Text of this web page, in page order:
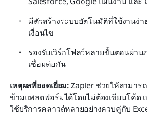
มีตัวสร้างระบบอัตโนมัติที่ใช้งานง่
เงื่อนไข
รองรับเวิร์กโฟลว์หลายขั้นตอนผ่าน
เชื่อมต่อกัน
เหตุผลที่ยอดเยี่ยม: Zapier ช่วยให้สามาร
ข้ามแพลตฟอร์มได้โดยไม่ต้องเขียนโค้ด
ใช้บริการคลาวด์หลายอย่างควบคู่กับ